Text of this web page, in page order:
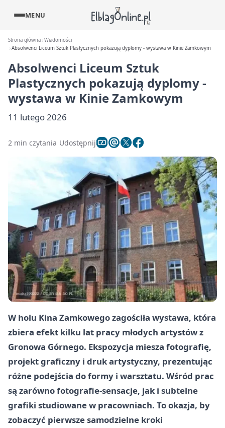
MENU
Strona główna Wiadomości
Absolwenci Liceum Sztuk Plastycznych pokazują dyplomy - wystawa w Kinie Zamkowym
Absolwenci Liceum Sztuk
Plastycznych pokazują dyplomy -
wystawa w Kinie Zamkowym
11 lutego 2026
2 min czytania Udostępnij
W holu Kina Zamkowego zagościła wystawa, która
zbiera efekt kilku lat pracy młodych artystów z
Gronowa Górnego. Ekspozycja miesza fotografię,
projekt graficzny i druk artystyczny, prezentując
różne podejścia do formy i warsztatu. Wśród prac
są zarówno fotografie-sensacje, jak i subtelne
grafiki studiowane w pracowniach. To okazja, by
zobaczyć pierwsze samodzielne kroki